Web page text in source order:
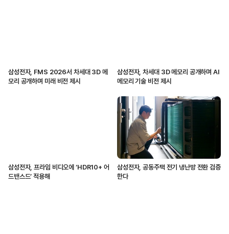
삼성전자, FMS 2026서 차세대 3D 메
모리 공개하며 미래 비전 제시
삼성전자, 차세대 3D 메모리 공개하며 AI
메모리 기술 비전 제시
삼성전자, 프라임 비디오에 ‘HDR10+ 어
드밴스드’ 적용해
삼성전자, 공동주택 전기 냉난방 전환 검증
한다